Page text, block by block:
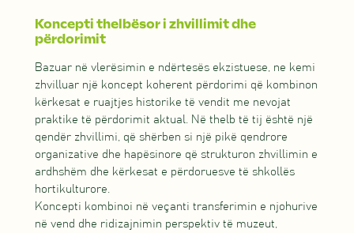
Koncepti thelbësor i zhvillimit dhe
përdorimit
Bazuar në vlerësimin e ndërtesës ekzistuese, ne kemi
zhvilluar një koncept koherent përdorimi që kombinon
kërkesat e ruajtjes historike të vendit me nevojat
praktike të përdorimit aktual. Në thelb të tij është një
qendër zhvillimi, që shërben si një pikë qendrore
organizative dhe hapësinore që strukturon zhvillimin e
ardhshëm dhe kërkesat e përdoruesve të shkollës
hortikulturore.
Koncepti kombinoi në veçanti transferimin e njohurive
në vend dhe ridizajnimin perspektiv të muzeut,